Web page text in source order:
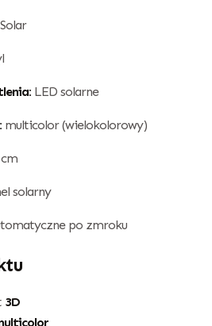
LED solarne
multicolor (wielokolorowy)
solarny
po zmroku
3D